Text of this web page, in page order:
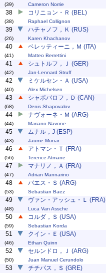
(39) Cameron Norrie
38
(38)
コリニョン・Ｒ (BEL)
Raphael Collignon
39
(26)
ハチャノフ，Ｋ (RUS)
Karen Khachanov
40
(41)
ベレッティーニ，Ｍ (ITA)
Matteo Berrettini
41
(42)
シュトルフ，Ｊ (GER)
Jan-Lennard Struff
42
(40)
ミケルセン・Ａ (USA)
Alex Michelsen
43
(68)
シャポバロフ，Ｄ (CAN)
Denis Shapovalov
44
(44)
ナヴォーネ・Ｍ (ARG)
Mariano Navone
45
(43)
ムナル，J (ESP)
Jaume Munar
46
(56)
アトマン・Ｔ (FRA)
Terence Atmane
47
(47)
マナリノ，Ａ (FRA)
Adrian Mannarino
48
(53)
バエス・Ｓ (ARG)
Sebastian Baez
49
(48)
ヴァン・アッシュ・Ｌ (FRA)
Luca Van Assche
50
(59)
コルダ，Ｓ (USA)
Sebastian Korda
51
(46)
クイン・Ｅ (USA)
Ethan Quinn
52
(50)
セルンドロ，Ｊ (ARG)
Juan Manuel Cerundolo
53 チチパス，Ｓ (GRE)